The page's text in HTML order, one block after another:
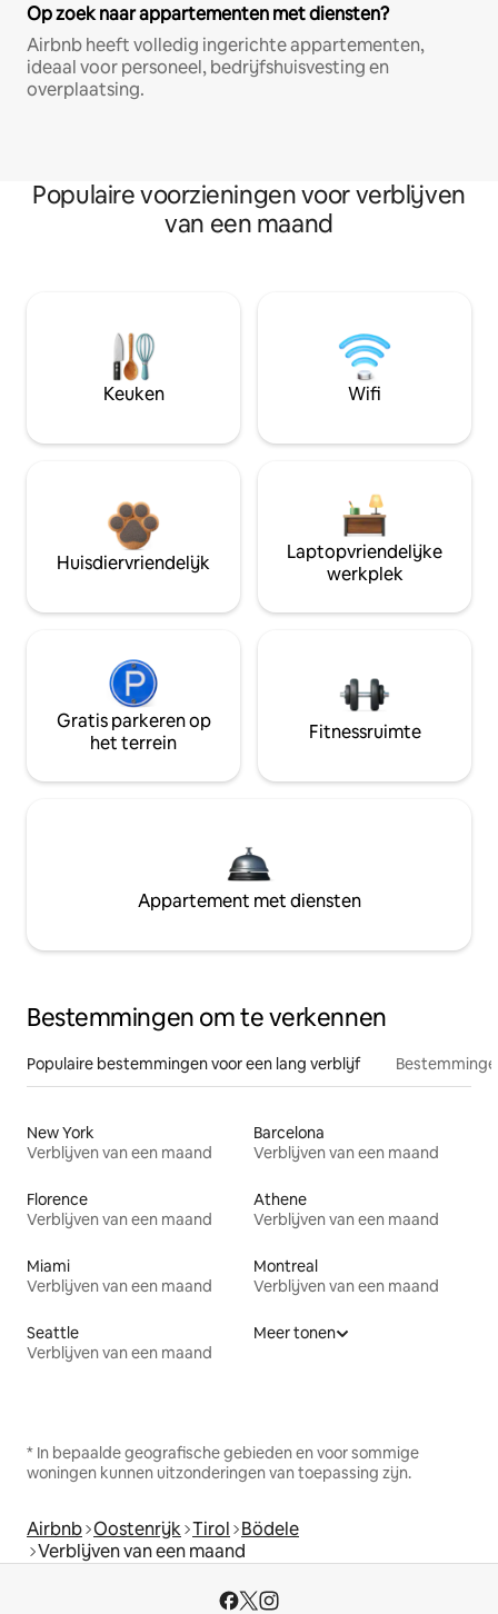
Op zoek naar appartementen met diensten?
Airbnb heeft volledig ingerichte appartementen,
ideaal voor personeel, bedrijfshuisvesting en
overplaatsing.
Populaire voorzieningen voor verblijven
van een maand
Keuken Wifi
Huisdiervriendelijk
Laptopvriendelijke
werkplek
Gratis parkeren op
het terrein
Fitnessruimte
Appartement met diensten
Bestemmingen om te verkennen
Populaire bestemmingen voor een lang verblijf
New York
Verblijven van een maand
Barcelona
Verblijven van een maand
Florence
Verblijven van een maand
Athene
Verblijven van een maand
Miami
Verblijven van een maand
Montreal
Verblijven van een maand
Seattle
Verblijven van een maand
Meer tonen
* In bepaalde geografische gebieden en voor sommige
woningen kunnen uitzonderingen van toepassing zijn.
Airbnb Oostenrijk Tirol Bödele
Verblijven van een maand